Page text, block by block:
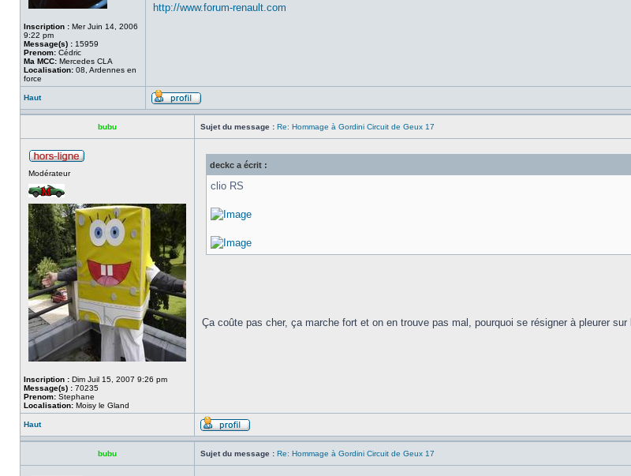
Inscription : Mer Juin 14, 2006
9:22 pm
Message(s) : 15959
Prenom: Cédric
Ma MCC: Mercedes CLA
Localisation: 08, Ardennes en
force
http://www.forum-renault.com
Haut
bubu Sujet du message : Re: Hommage à Gordini Circuit de Geux 17
Modérateur
Inscription : Dim Juil 15, 2007 9:26 pm
Message(s) : 70235
Prenom: Stephane
Localisation: Moisy le Gland
deckc a écrit :
clio RS
Ça coûte pas cher, ça marche fort et on en trouve pas mal, pourquoi se résigner à pleurer
Haut
bubu Sujet du message : Re: Hommage à Gordini Circuit de Geux 17